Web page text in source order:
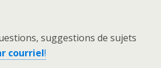
suggestions de sujets
courriel!